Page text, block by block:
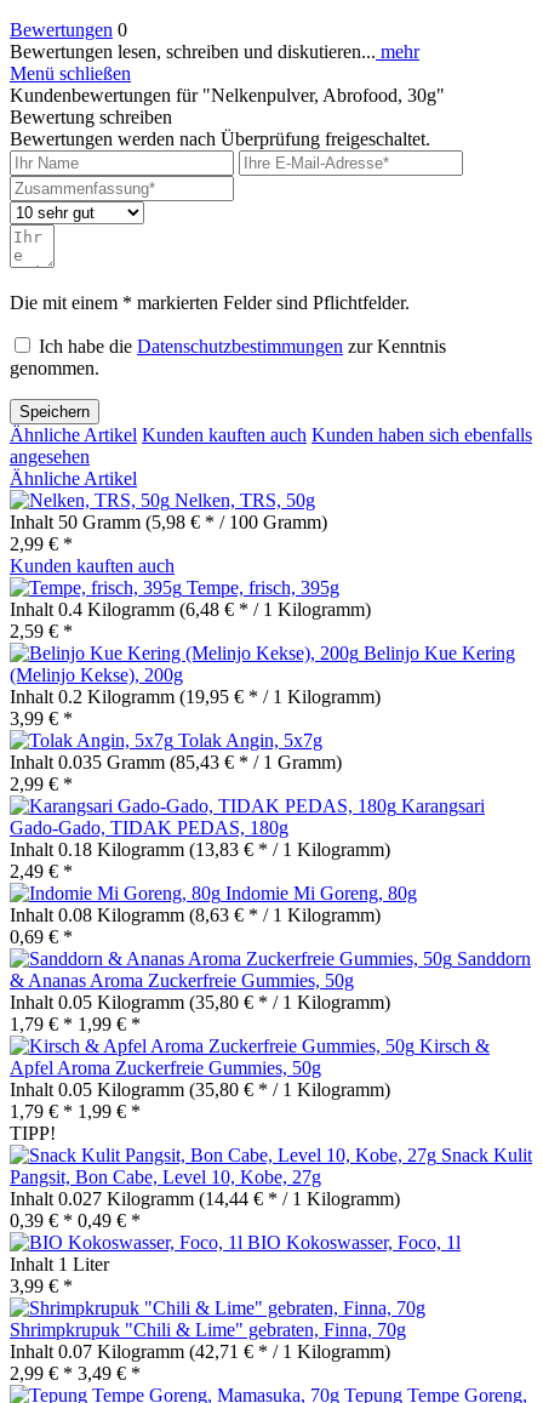
Bewertungen 0
Bewertungen lesen, schreiben und diskutieren... mehr
Menü schließen
Kundenbewertungen für "Nelkenpulver, Abrofood, 30g"
Bewertung schreiben
Bewertungen werden nach Überprüfung freigeschaltet.
Die mit einem * markierten Felder sind Pflichtfelder.
Ich habe die Datenschutzbestimmungen zur Kenntnis
genommen.
Speichern
Ähnliche Artikel Kunden kauften auch Kunden haben sich ebenfalls
angesehen
Ähnliche Artikel
Nelken, TRS, 50g
Inhalt 50 Gramm (5,98 € * / 100 Gramm)
2,99 € *
Kunden kauften auch
Tempe, frisch, 395g
Inhalt 0.4 Kilogramm (6,48 € * / 1 Kilogramm)
2,59 € *
Belinjo Kue Kering
(Melinjo Kekse), 200g
Inhalt 0.2 Kilogramm (19,95 € * / 1 Kilogramm)
3,99 € *
Tolak Angin, 5x7g
Inhalt 0.035 Gramm (85,43 € * / 1 Gramm)
2,99 € *
Karangsari
Gado-Gado, TIDAK PEDAS, 180g
Inhalt 0.18 Kilogramm (13,83 € * / 1 Kilogramm)
2,49 € *
Indomie Mi Goreng, 80g
Inhalt 0.08 Kilogramm (8,63 € * / 1 Kilogramm)
0,69 € *
Sanddorn
& Ananas Aroma Zuckerfreie Gummies, 50g
Inhalt 0.05 Kilogramm (35,80 € * / 1 Kilogramm)
1,79 € * 1,99 € *
Kirsch &
Apfel Aroma Zuckerfreie Gummies, 50g
Inhalt 0.05 Kilogramm (35,80 € * / 1 Kilogramm)
1,79 € * 1,99 € *
TIPP!
Snack Kulit
Pangsit, Bon Cabe, Level 10, Kobe, 27g
Inhalt 0.027 Kilogramm (14,44 € * / 1 Kilogramm)
0,39 € * 0,49 € *
BIO Kokoswasser, Foco, 1l
Inhalt 1 Liter
3,99 € *
Shrimpkrupuk "Chili & Lime" gebraten, Finna, 70g
Inhalt 0.07 Kilogramm (42,71 € * / 1 Kilogramm)
2,99 € * 3,49 € *
Tepung Tempe Goreng,